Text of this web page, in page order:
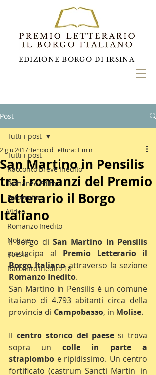
EDIZIONE BORGO DI IRSINA
Post
Tutti i post
Racconto Breve Inedito
Romanzo Edito
Fotografia
Video
Romanzo Inedito
Notizie
Poesia
Racconto Inedito 18
Tutti i post
San Martino in Pensilis
tra i romanzi del Premio
Letterario il Borgo
Italiano
2 giu 2017Tempo di lettura: 1 min
Il borgo di San Martino in Pensilis
partecipa al Premio Letterario il
Borgo Italiano
Romanzo Inedito.
San Martino in Pensilis è un comune
italiano di 4.793 abitanti circa della
provincia di Campobasso, in Molise.
Il centro storico del paese si trova
sopra un colle in parte a
strapiombo e ripidissimo. Un centro
fortificato (castrum Sancti Martini in